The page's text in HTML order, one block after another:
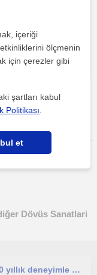
Dövüs Sanatlari
Adana’da çocuklar ve yetişkinler için 10 yıllık deneyimle özel dövüş sporları ve fitness dersleri veriyorum
içeriği
ölçmenin
için çerezler gibi
şartları kabul
Politikası
et